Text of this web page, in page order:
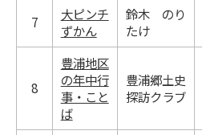
7
大ピンチ
ずかん
鈴木 のり
たけ
8
豊浦地区
の年中行
事・こと
ば
豊浦郷土史
探訪クラブ